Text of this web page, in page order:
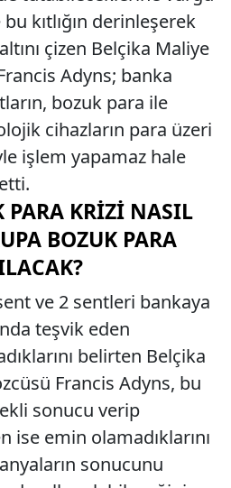
kıtlığın derinleşerek
çizen Belçika Maliye
Adyns; banka
bozuk para ile
cihazların para üzeri
işlem yapamaz hale
PARA KRIZI NASIL
BOZUK PARA
ve 2 sentleri bankaya
teşvik eden
belirten Belçika
Francis Adyns, bu
sonucu verip
ise emin olamadıklarını
sonucunu